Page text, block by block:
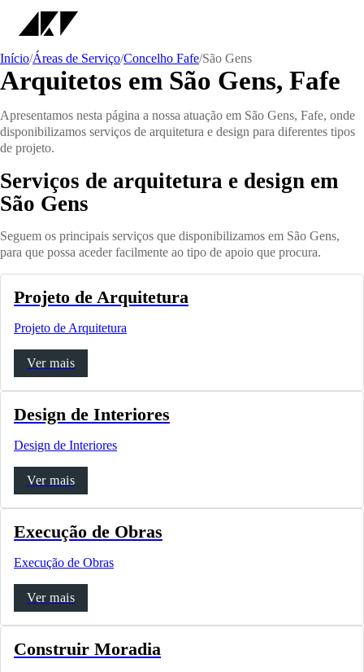
Início/Áreas de Serviço/Concelho Fafe/São Gens
Arquitetos em São Gens, Fafe
Apresentamos nesta página a nossa atuação em São Gens, Fafe, onde
disponibilizamos serviços de arquitetura e design para diferentes tipos
de projeto.
Serviços de arquitetura e design em
São Gens
Seguem os principais serviços que disponibilizamos em São Gens,
para que possa aceder facilmente ao tipo de apoio que procura.
Projeto de Arquitetura
Projeto de Arquitetura
Ver mais
Design de Interiores
Design de Interiores
Ver mais
Execução de Obras
Execução de Obras
Ver mais
Construir Moradia